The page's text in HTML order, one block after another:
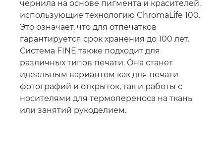
чернила на основе пигмента и красителей,
использующие технологию ChromaLife 100.
Это означает, что для отпечатков
гарантируется срок хранения до 100 лет.
Система FINE также подходит для
различных типов печати. Она станет
идеальным вариантом как для печати
фотографий и открыток, так и работы с
носителями для термопереноса на ткань
или занятий рукоделием.